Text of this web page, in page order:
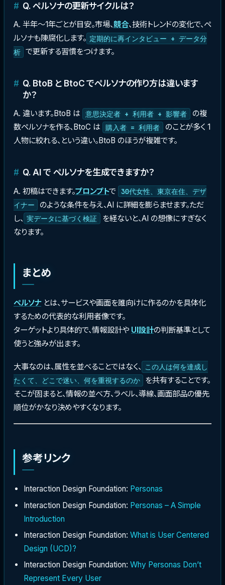
Q. ペルソナの更新サイクルは？
A. 半年〜1年ごとが目安。市場、競合、技術トレンドの変化で、ペ
ルソナも陳腐化します。 定期的に再インタビュー + データ分
析 で更新する習慣をつけます。
Q. BtoB と BtoC でペルソナの作り方は違います
か？
A. 違います。BtoB は 意思決定者 + 利用者 + 影響者
の複
数ペルソナを作る、BtoC は
購入者 = 利用者
のことが多く 1
人物に絞れる、という違い。BtoB のほうが複雑です。
Q. AI で ペルソナを生成できますか？
A. 初稿はできます。プロンプトで 30代女性、東京在住、デザ
イナー
のような条件を与え、AI に詳細を膨らませます。ただ
し、 実データに基づく検証
を経ないと、AI の想像にすぎなく
なります。
まとめ
ペルソナとは、サービスや画面を誰向けに作るのかを具体化
するための代表的な利用者像です。
ターゲットより具体的で、情報設計や UI設計の判断基準として
使うと強みが出ます。
大事なのは、属性を並べることではなく、 この人は何を達成し
たくて、どこで迷い、何を重視するのか
を共有することです。
そこが固まると、情報の並べ方、ラベル、導線、画面部品の優先
順位がかなり決めやすくなります。
参考リンク
Interaction Design Foundation: Personas
Interaction Design Foundation: Personas – A Simple
Introduction
Interaction Design Foundation: What is User Centered
Design (UCD)?
Interaction Design Foundation: Why Personas Don’t
Represent Every User